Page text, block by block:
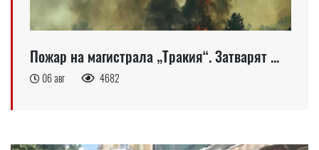
Пожар на магистрала „Тракия“. Затварят ...
06 авг 4682